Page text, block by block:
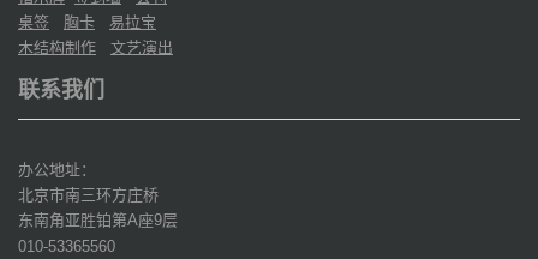
桌签
胸卡
易拉宝
木结构制作
文艺演出
联系我们
办公地址：
北京市南三环方庄桥
东南角亚胜铂第A座9层
010-53365560